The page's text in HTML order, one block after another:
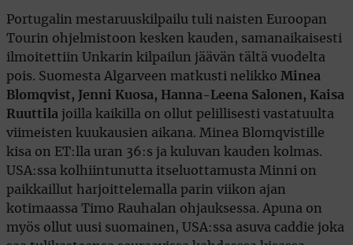
Portugalin mestaruuskilpailu tuli naisten Euroopan
Tourin ohjelmistoon kesken kauden, samanaikaisesti
ilmoitettiin Unkarin kilpailun jäävän tältä vuodelta
pois. Suomesta Algarveen matkusti nelikko Minea
Blomqvist, Jenni Kuosa, Hanna-Leena Salonen, Kaisa
Ruuttila joilla kaikilla on ollut pelillisesti vastatuulta
viimeisten kuukausien aikana. Minea Blomqvistille
kisa on ET:lla uran 36:s ja kuluvan kauden kolmas.
USA:ssa kolhiintunutta itseluottamusta Minni on
paikkaillut harjoittelemalla parin viikon ajan
kotimaassa Timo Rauhalan ohjauksessa. Apuna on
myös ollut uusi suomainen, USA:ssa asuva caddie joka